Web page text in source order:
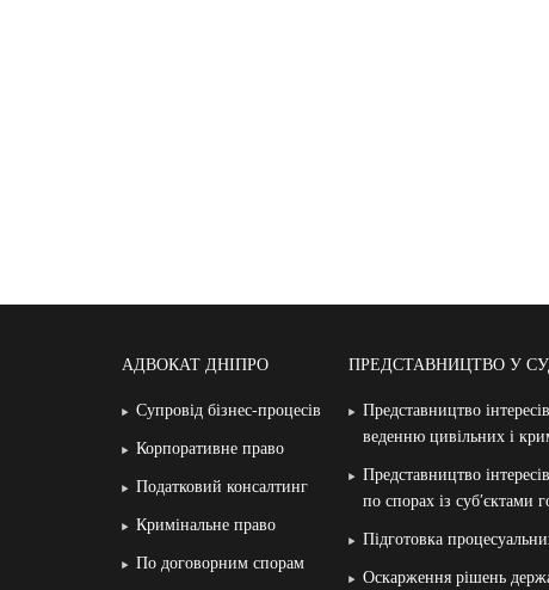
АДВОКАТ ДНІПРО
Супровід бізнес-процесів
Корпоративне право
Податковий консалтинг
Кримінальне право
По договорним спорам
ПРЕДСТАВНИЦТВО У
Представництво
веденню цивільних і
Представництво
по спорах із суб′єктами
Підготовка
Оскарження рішень